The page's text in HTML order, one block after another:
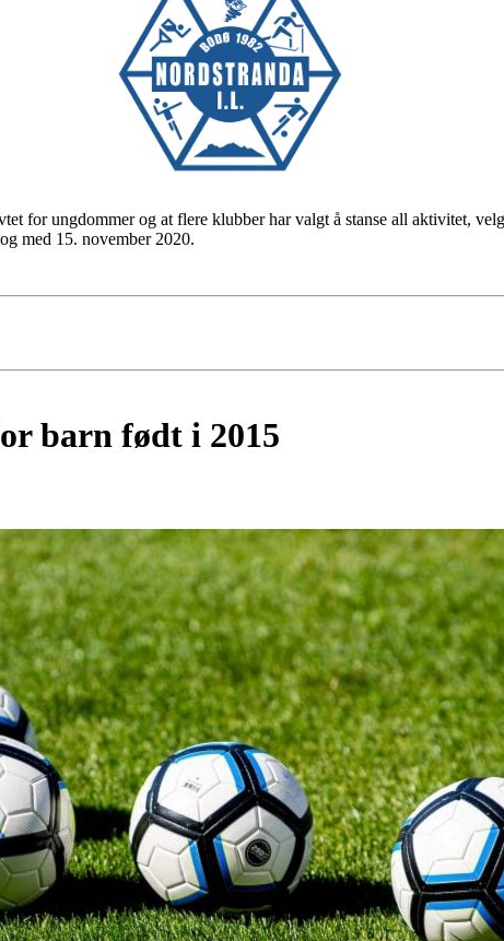
for ungdommer og at flere klubber har valgt å stanse all aktivitet,
med 15. november 2020.
barn født i 2015